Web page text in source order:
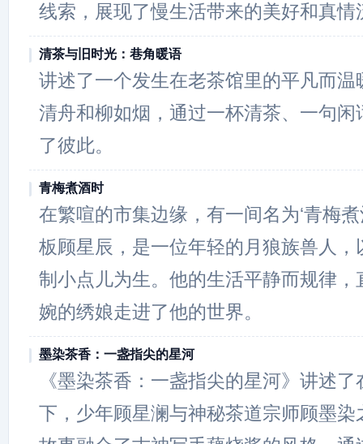
线索，展现了慢生活带来的美好和真情
清茶与旧时光：巷角暖语
讲述了一个发生在老茶馆里的平凡而温
清舟和柳如烟，通过一杯清茶、一句闲
了彼此。
青梅煮酒时
在繁喧的市集边缘，有一间名为‘青梅
板顾星辰，是一位年轻的月狼族兽人，
制小点儿为生。他的生活平静而规律，
婉的绣娘走进了他的世界。
墨染茶香：一盏指尖的星河
《墨染茶香：一盏指尖的星河》讲述
下，少年顾星澜与神秘茶道宗师顾墨染